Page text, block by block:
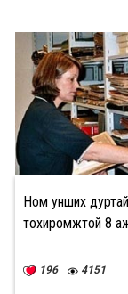
Ном унших дуртай
тохиромжтой 8
196 4151